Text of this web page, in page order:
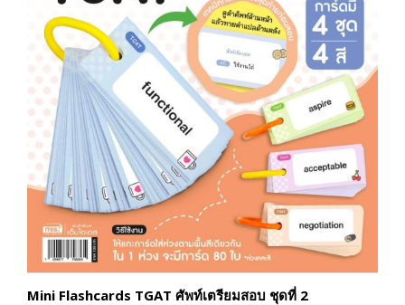
Mini Flashcards TGAT ศัพท์เตรียมสอบ ชุดที่ 2